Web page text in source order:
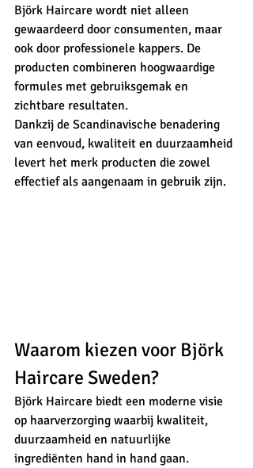
Björk Haircare wordt niet alleen
gewaardeerd door consumenten, maar
ook door professionele kappers. De
producten combineren hoogwaardige
formules met gebruiksgemak en
zichtbare resultaten.
Dankzij de Scandinavische benadering
van eenvoud, kwaliteit en duurzaamheid
levert het merk producten die zowel
effectief als aangenaam in gebruik zijn.
Waarom kiezen voor Björk
Haircare Sweden?
Björk Haircare biedt een moderne visie
op haarverzorging waarbij kwaliteit,
duurzaamheid en natuurlijke
ingrediënten hand in hand gaan.